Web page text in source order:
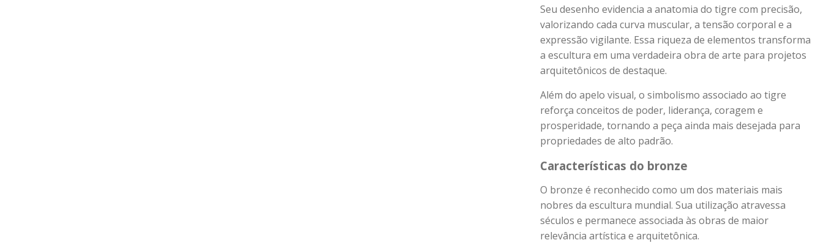
Seu desenho evidencia a anatomia do tigre com precisão,
valorizando cada curva muscular, a tensão corporal e a
expressão vigilante. Essa riqueza de elementos transforma
a escultura em uma verdadeira obra de arte para projetos
arquitetônicos de destaque.
Além do apelo visual, o simbolismo associado ao tigre
reforça conceitos de poder, liderança, coragem e
prosperidade, tornando a peça ainda mais desejada para
propriedades de alto padrão.
Características do bronze
O bronze é reconhecido como um dos materiais mais
nobres da escultura mundial. Sua utilização atravessa
séculos e permanece associada às obras de maior
relevância artística e arquitetônica.